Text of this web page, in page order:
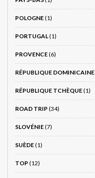
POLOGNE(1)
PORTUGAL(1)
PROVENCE(6)
RÉPUBLIQUE DOMINICAINE
RÉPUBLIQUE TCHÈQUE(1)
ROAD TRIP (34)
SLOVÉNIE(7)
SUÈDE(1)
TOP (12)